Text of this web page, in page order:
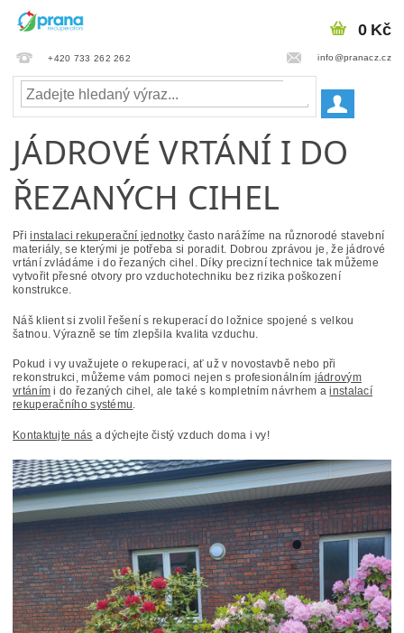
+420 733 262 262 info@pranacz.cz
0 Kč
JÁDROVÉ VRTÁNÍ I DO
ŘEZANÝCH CIHEL
Přiinstalaci rekuperační jednotky často narážíme na různorodé stavební
materiály, se kterými je potřeba si poradit. Dobrou zprávou je, žejádrové
vrtání zvládáme i do řezaných cihel . Díky precizní technice tak můžeme
vytvořit přesné otvory pro vzduchotechniku bez rizika poškození
konstrukce.
Náš klient si zvolil řešení s rekuperací do ložnice spojené s velkou
šatnou. Výrazně se tím zlepšila kvalita vzduchu
Pokud i vy uvažujete o rekuperaci, ať už v novostavbě nebo při
rekonstrukci, můžeme vám pomoci nejen s profesionálním jádrovým
vrtáním i do řezaných cihel, ale také s kompletním návrhem ainstalací
rekuperačního systému.
Kontaktujte nás a dýchejte čistý vzduch doma i vy!